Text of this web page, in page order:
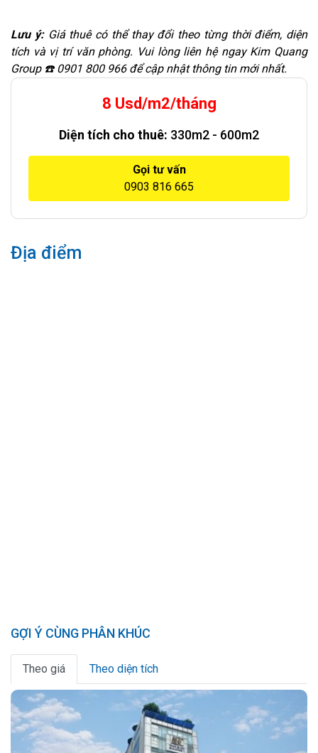
Lưu ý: Giá thuê có thể thay đổi theo từng thời điểm, diện
tích và vị trí văn phòng. Vui lòng liên hệ ngay Kim Quang
Group ☎️ 0901 800 966 để cập nhật thông tin mới nhất.
8 Usd/m2/tháng
Diện tích cho thuê: 330m2 - 600m2
Gọi tư vấn
0903 816 665
Địa điểm
GỢI Ý CÙNG PHÂN KHÚC
Theo giá Theo diện tích